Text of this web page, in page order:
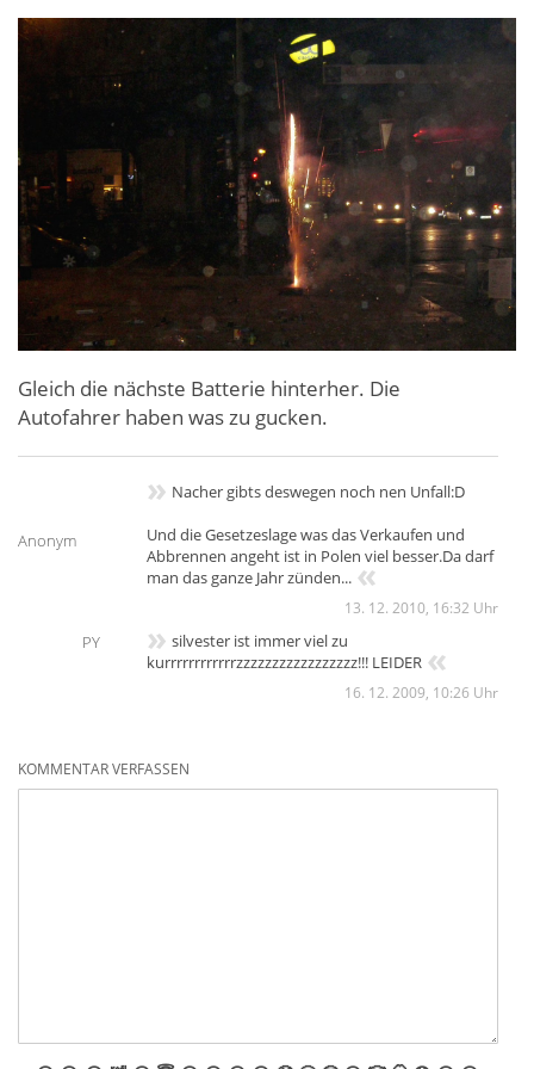
Gleich die nächste Batterie hinterher. Die
Autofahrer haben was zu gucken.
Anonym
» Nacher gibts deswegen noch nen Unfall:D
Und die Gesetzeslage was das Verkaufen und
Abbrennen angeht ist in Polen viel besser.Da darf
man das ganze Jahr zünden... «
13. 12. 2010, 16:32 Uhr
PY » silvester ist immer viel zu
kurrrrrrrrrrrrzzzzzzzzzzzzzzzzz!!! LEIDER «
16. 12. 2009, 10:26 Uhr
KOMMENTAR VERFASSEN